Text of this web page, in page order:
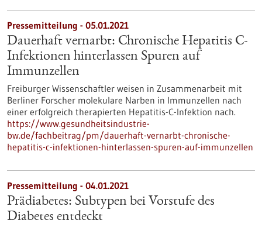
Pressemitteilung - 05.01.2021
Dauerhaft vernarbt: Chronische Hepatitis C-
Infektionen hinterlassen Spuren auf
Immunzellen
Freiburger Wissenschaftler weisen in Zusammenarbeit mit
Berliner Forscher molekulare Narben in Immunzellen nach
einer erfolgreich therapierten Hepatitis-C-Infektion nach.
https://www.gesundheitsindustrie-
bw.de/fachbeitrag/pm/dauerhaft-vernarbt-chronische-
hepatitis-c-infektionen-hinterlassen-spuren-auf-immunzellen
Pressemitteilung - 04.01.2021
Prädiabetes: Subtypen bei Vorstufe des
Diabetes entdeckt